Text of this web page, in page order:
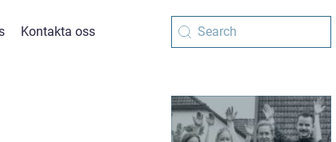
Kontakta oss